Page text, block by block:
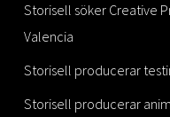
Storisell söker Creative
Valencia
Storisell producerar
Storisell producerar